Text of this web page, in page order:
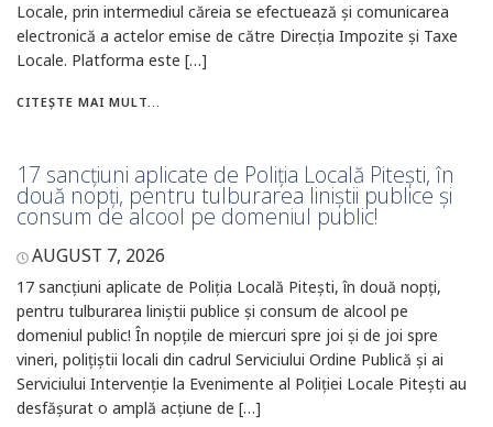
Locale, prin intermediul căreia se efectuează și comunicarea
electronică a actelor emise de către Direcția Impozite și Taxe
Locale. Platforma este […]
CITEȘTE MAI MULT...
17 sancțiuni aplicate de Poliția Locală Pitești, în
două nopți, pentru tulburarea liniștii publice și
consum de alcool pe domeniul public!
AUGUST 7, 2026
17 sancțiuni aplicate de Poliția Locală Pitești, în două nopți,
pentru tulburarea liniștii publice și consum de alcool pe
domeniul public! În nopțile de miercuri spre joi și de joi spre
vineri, polițiștii locali din cadrul Serviciului Ordine Publică și ai
Serviciului Intervenție la Evenimente al Poliției Locale Pitești au
desfășurat o amplă acțiune de […]